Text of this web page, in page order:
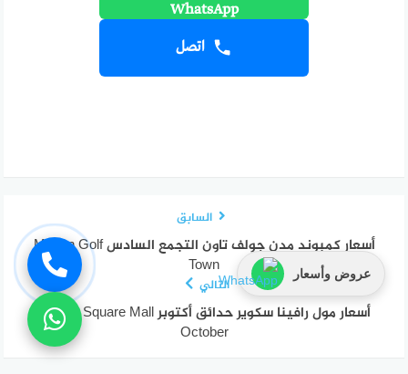
اتصل
السابق
أسعار كمبوند مدن جولف تاون التجمع السادس Modon Golf
Town
التالي
أسعار مول رافينا سكوير حدائق أكتوبر Ravina Square Mall
October
عروض وأسعار